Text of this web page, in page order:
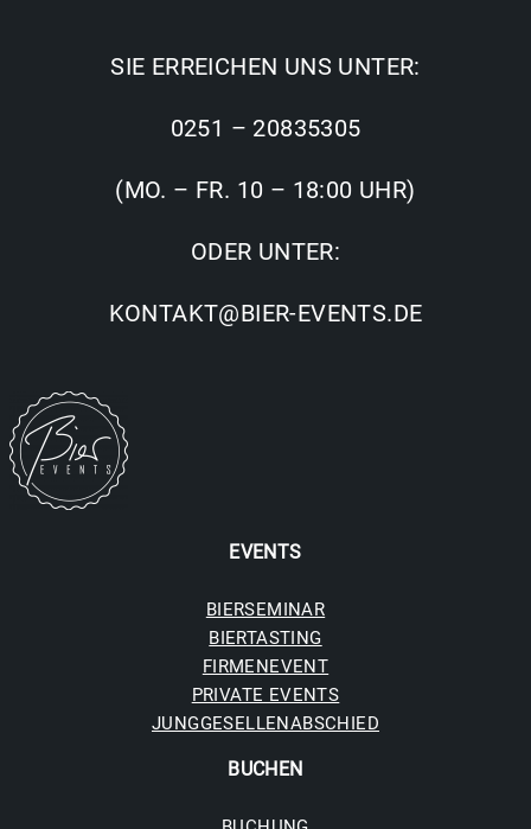
SIE ERREICHEN UNS UNTER:
0251 – 20835305
(MO. – FR. 10 – 18:00 UHR)
ODER UNTER:
KONTAKT@BIER-EVENTS.DE
EVENTS
BIERSEMINAR
BIERTASTING
FIRMENEVENT
PRIVATE EVENTS
JUNGGESELLENABSCHIED
BUCHEN